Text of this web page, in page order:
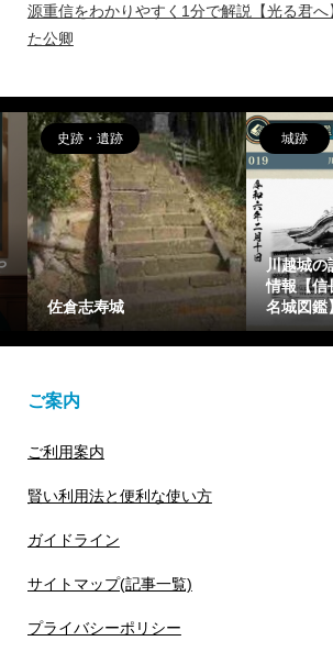
源重信をわかりやすく1分で解説【光る君へ
た公卿
問になる場所
野望・出陣
登録・訪問...
偉人
藤原惟成(ふじわらのこれ
しげ)を簡潔に1分で解説
【光る君へ】花山天皇...
ご案内
ご利用案内
賢い利用法と便利な使い方
ガイドライン
サイトマップ(記事一覧)
プライバシーポリシー